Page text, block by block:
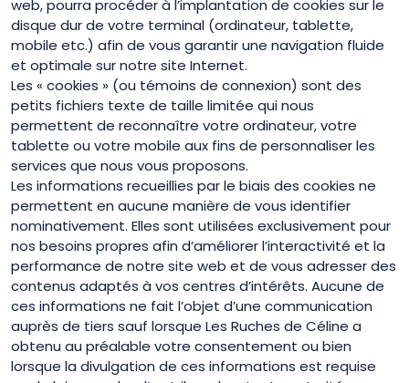
web, pourra procéder à l’implantation de cookies sur le
disque dur de votre terminal (ordinateur, tablette,
mobile etc.) afin de vous garantir une navigation fluide
et optimale sur notre site Internet.
Les « cookies » (ou témoins de connexion) sont des
petits fichiers texte de taille limitée qui nous
permettent de reconnaître votre ordinateur, votre
tablette ou votre mobile aux fins de personnaliser les
services que nous vous proposons.
Les informations recueillies par le biais des cookies ne
permettent en aucune manière de vous identifier
nominativement. Elles sont utilisées exclusivement pour
nos besoins propres afin d’améliorer l’interactivité et la
performance de notre site web et de vous adresser des
contenus adaptés à vos centres d’intérêts. Aucune de
ces informations ne fait l’objet d’une communication
auprès de tiers sauf lorsque Les Ruches de Céline a
obtenu au préalable votre consentement ou bien
lorsque la divulgation de ces informations est requise